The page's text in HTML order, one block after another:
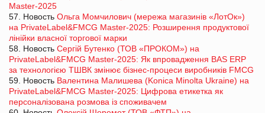
Master-2025
57. Новость Ольга Момчилович (мережа магазинів «ЛотОк»)
на PrivateLabel&FMCG Master-2025: Розширення продуктової
лінійки власної торгової марки
58. Новость Сергій Бутенко (ТОВ «ПРОКОМ») на
PrivateLabel&FMCG Master-2025: Як впровадження BAS ERP
за технологією ТШВК змінює бізнес-процеси виробників FMCG
59. Новость Валентина Малишева (Konica Minolta Ukraine) на
PrivateLabel&FMCG Master-2025: Цифрова етикетка як
персоналізована розмова із споживачем